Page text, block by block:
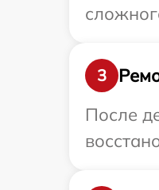
3
После